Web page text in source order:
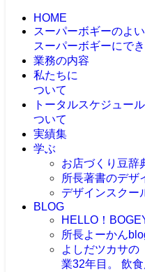
HOME
スーパーボギーのよ
スーパーボギーにで
業務の内容
私たちに
ついて
トータルスケジュー
ついて
実績集
学ぶ
お店づくり豆辞
所長著書のデザ
デザインスクー
BLOG
HELLO！
所長よーかん
よしだツカサの
業32年目。 飲